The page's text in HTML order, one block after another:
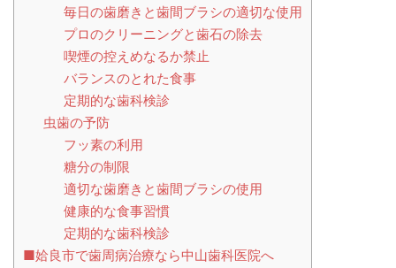
毎日の歯磨きと歯間ブラシの適切な使用
プロのクリーニングと歯石の除去
喫煙の控えめなるか禁止
バランスのとれた食事
定期的な歯科検診
虫歯の予防
フッ素の利用
糖分の制限
適切な歯磨きと歯間ブラシの使用
健康的な食事習慣
定期的な歯科検診
■姶良市で歯周病治療なら中山歯科医院へ